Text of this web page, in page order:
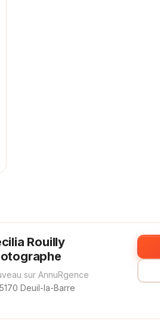
Rouilly
sur AnnuRgence
Deuil-la-Barre